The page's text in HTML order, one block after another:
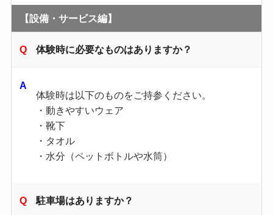
【設備・サービス編】
体験時に必要なものはありますか？
体験時は以下のものをご持参ください。
・動きやすいウェア
・靴下
・タオル
・水分（ペットボトルや水筒）
駐車場はありますか？